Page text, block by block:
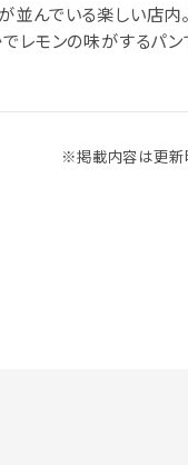
並んでいる楽しい店内
レモンの味がするパン
※掲載内容は更新